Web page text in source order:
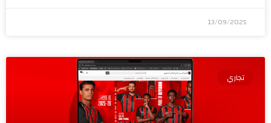
13/09/2025
تجاري